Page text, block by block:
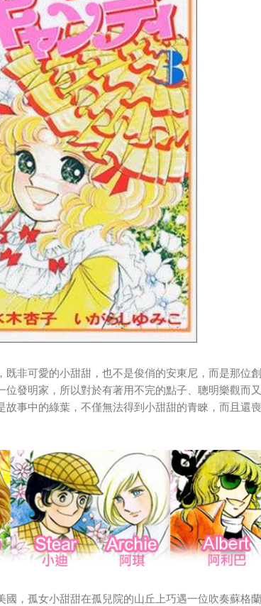
非可愛的小甜甜，也不是俊俏的安東尼，而是那位
位發明家，所以對於有著用不完的點子、聰明樂觀而
事中的綠葉，不僅無法得到小甜甜的青睞，而且還
國，孤女小甜甜在孤兒院的山丘上巧遇一位吹奏蘇格